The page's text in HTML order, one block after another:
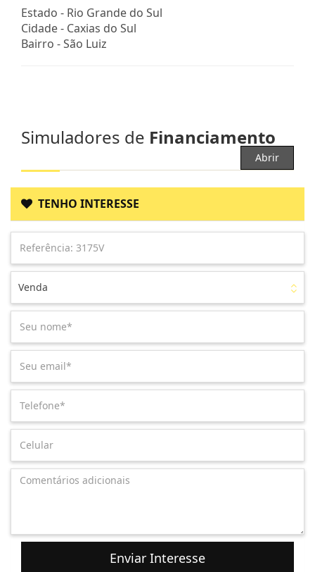
Estado - Rio Grande do Sul
Cidade - Caxias do Sul
Bairro -São Luiz
Simuladores de Financiamento
Abrir
TENHO INTERESSE
Venda
Enviar Interesse